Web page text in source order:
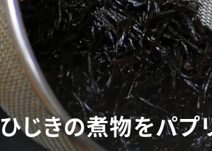
ひじきの煮物をパプ